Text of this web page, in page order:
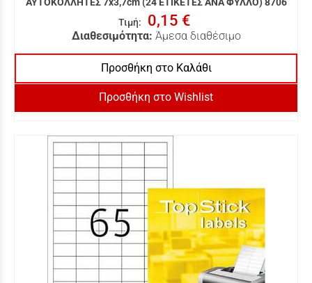
Τιμή: 0,15 €
Διαθεσιμότητα: Άμεσα διαθέσιμο
Προσθήκη στο Καλάθι
Προσθήκη στο Wishlist